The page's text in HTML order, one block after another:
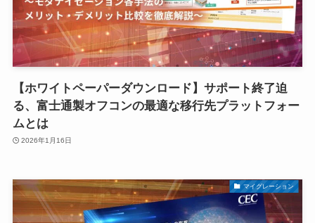
【ホワイトペーパーダウンロード】サポート終了迫
る、富士通製オフコンの最適な移行先プラットフォー
ムとは
2026年1月16日
マイグレーション